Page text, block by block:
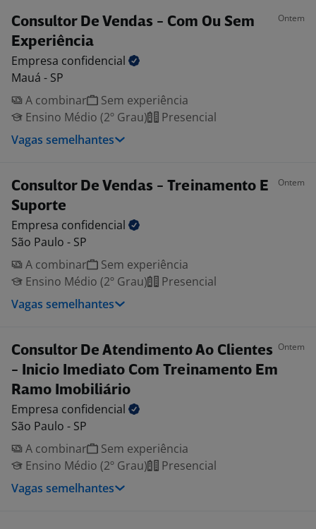
Consultor De Vendas - Com Ou Sem
Experiência
Ontem
Empresa confidencial
Mauá - SP
A combinar
Sem experiência
Ensino Médio (2º Grau)
Presencial
Vagas semelhantes
Consultor De Vendas - Treinamento E
Suporte
Ontem
Empresa confidencial
São Paulo - SP
A combinar
Sem experiência
Ensino Médio (2º Grau)
Presencial
Vagas semelhantes
Consultor De Atendimento Ao Clientes
- Inicio Imediato Com Treinamento Em
Ramo Imobiliário
Ontem
Empresa confidencial
São Paulo - SP
A combinar
Sem experiência
Ensino Médio (2º Grau)
Presencial
Vagas semelhantes